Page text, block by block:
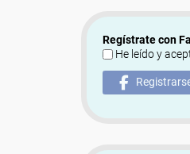
Regístrate con
He leído y